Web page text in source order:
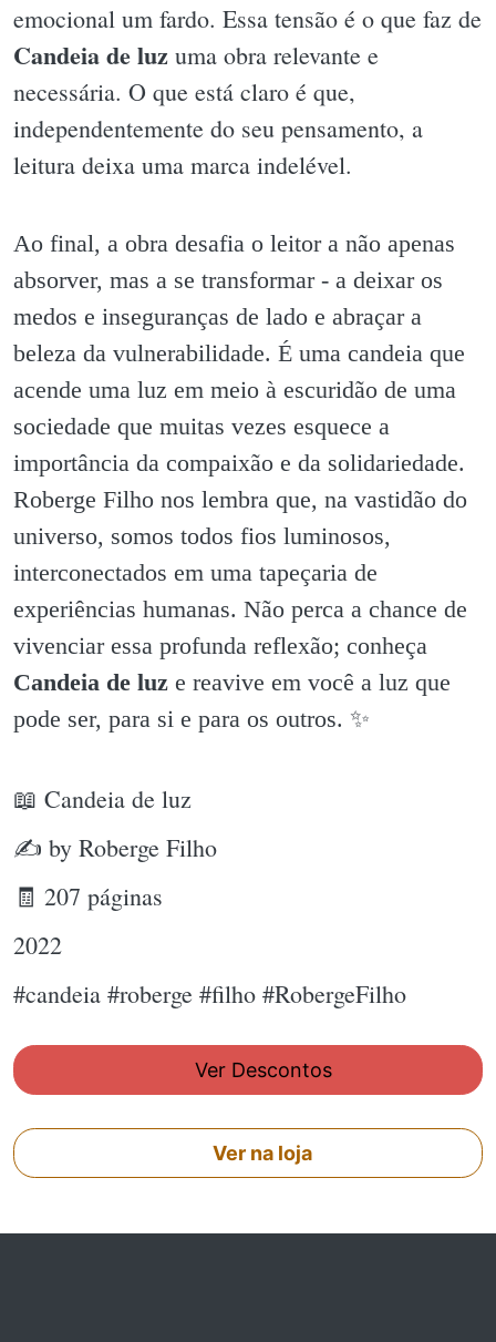
emocional um fardo. Essa tensão é o que faz de
Candeia de luz uma obra relevante e
necessária. O que está claro é que,
independentemente do seu pensamento, a
leitura deixa uma marca indelével.
Ao final, a obra desafia o leitor a não apenas
absorver, mas a se transformar - a deixar os
medos e inseguranças de lado e abraçar a
beleza da vulnerabilidade. É uma candeia que
acende uma luz em meio à escuridão de uma
sociedade que muitas vezes esquece a
importância da compaixão e da solidariedade.
Roberge Filho nos lembra que, na vastidão do
universo, somos todos fios luminosos,
interconectados em uma tapeçaria de
experiências humanas. Não perca a chance de
vivenciar essa profunda reflexão; conheça
Candeia de luz e reavive em você a luz que
pode ser, para si e para os outros. ✨️
📖 Candeia de luz
✍ by Roberge Filho
🧾 207 páginas
2022
#candeia #roberge #filho #RobergeFilho
Ver Descontos
Ver na loja